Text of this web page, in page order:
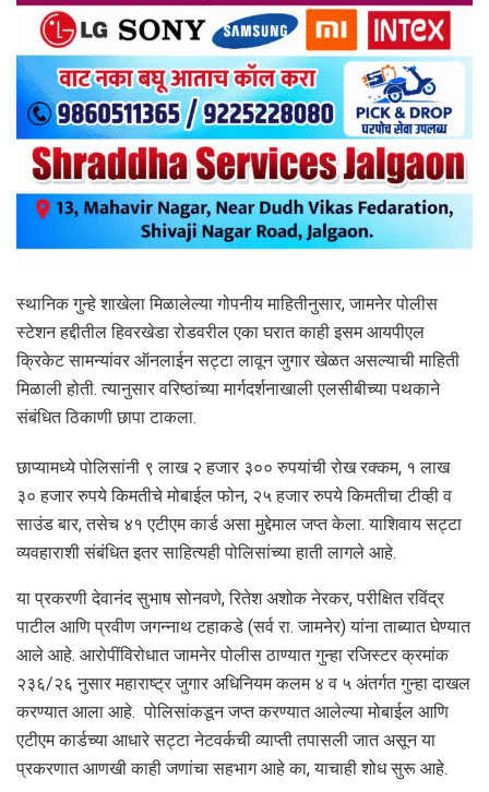
स्थानिक गुन्हे शाखेला मिळालेल्या गोपनीय माहितीनुसार, जामनेर पोलीस
स्टेशन हद्दीतील हिवरखेडा रोडवरील एका घरात काही इसम आयपीएल
क्रिकेट सामन्यांवर ऑनलाईन सट्टा लावून जुगार खेळत असल्याची माहिती
मिळाली होती. त्यानुसार वरिष्ठांच्या मार्गदर्शनाखाली एलसीबीच्या पथकाने
संबंधित ठिकाणी छापा टाकला.
छाप्यामध्ये पोलिसांनी ९ लाख २ हजार ३०० रुपयांची रोख रक्कम, १ लाख
३० हजार रुपये किमतीचे मोबाईल फोन, २५ हजार रुपये किमतीचा टीव्ही व
साउंड बार, तसेच ४१ एटीएम कार्ड असा मुद्देमाल जप्त केला. याशिवाय सट्टा
व्यवहाराशी संबंधित इतर साहित्यही पोलिसांच्या हाती लागले आहे.
या प्रकरणी देवानंद सुभाष सोनवणे, रितेश अशोक नेरकर, परीक्षित रविंद्र
पाटील आणि प्रवीण जगन्नाथ टहाकडे (सर्व रा. जामनेर) यांना ताब्यात घेण्यात
आले आहे. आरोपींविरोधात जामनेर पोलीस ठाण्यात गुन्हा रजिस्टर क्रमांक
२३६/२६ नुसार महाराष्ट्र जुगार अधिनियम कलम ४ व ५ अंतर्गत गुन्हा दाखल
करण्यात आला आहे. पोलिसांकडून जप्त करण्यात आलेल्या मोबाईल आणि
एटीएम कार्डच्या आधारे सट्टा नेटवर्कची व्याप्ती तपासली जात असून या
प्रकरणात आणखी काही जणांचा सहभाग आहे का, याचाही शोध सुरू आहे.